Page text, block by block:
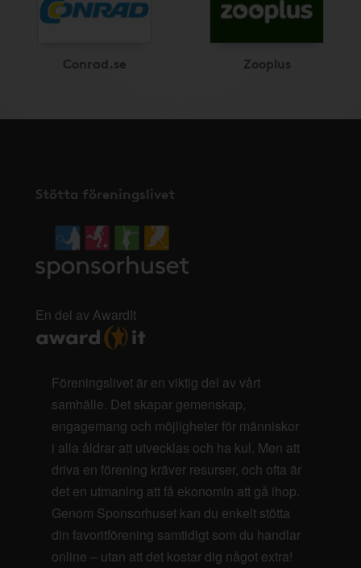
Conrad.se Zooplus
Stötta föreningslivet
En del av AwardIt
Föreningslivet är en viktig del av vårt
samhälle. Det skapar gemenskap,
engagemang och möjligheter för människor
i alla åldrar att utvecklas och ha kul. Men att
driva en förening kräver resurser, och ofta är
det en utmaning att få ekonomin att gå ihop.
Genom Sponsorhuset kan du enkelt stötta
din favoritförening samtidigt som du handlar
online – utan att det kostar dig något extra!